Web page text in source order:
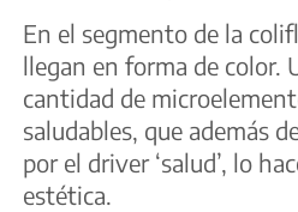
En el segmento de la
llegan en forma de color.
cantidad de
saludables, que además
por el driver ‘salud’, lo
estética.